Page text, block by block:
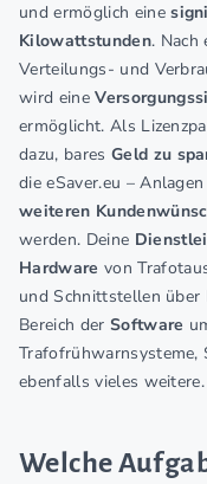
und ermöglich eine
Kilowattstunden. Nach
Verteilungs- und
wird eine
ermöglicht. Als
dazu, bares Geld zu
die eSaver.eu –
weiteren
werden. Deine
Hardware von
und Schnittstellen über
Bereich der Software
Trafofrühwarnsysteme,
ebenfalls vieles weitere.
Welche